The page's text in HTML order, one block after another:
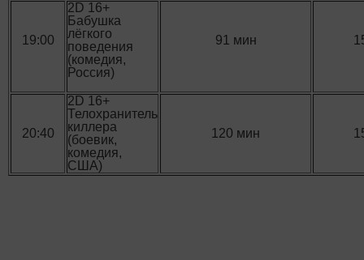
19:00
2D 16+
Бабушка
лёгкого
поведения
(комедия,
Россия)
91 мин
20:40
2D 16+
Телохранитель
киллера
(боевик,
комедия,
США)
120 мин